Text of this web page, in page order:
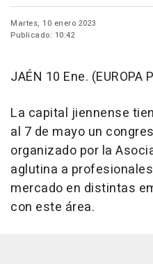
Martes, 10 enero 2023
Publicado: 10:42
JAÉN 10 Ene. (EUROPA
La capital jiennense
al 7 de mayo un
organizado por la
aglutina a
mercado en distintas
con este área.